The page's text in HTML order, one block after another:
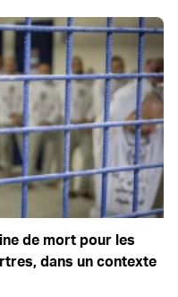
de mort pour les
dans un contexte